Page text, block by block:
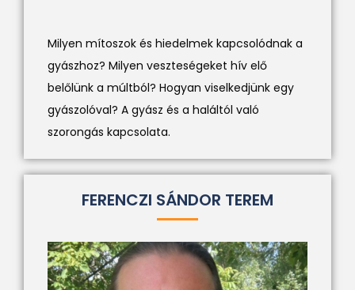
Milyen mítoszok és hiedelmek kapcsolódnak a
gyászhoz? Milyen veszteségeket hív elő
belőlünk a múltból? Hogyan viselkedjünk egy
gyászolóval? A gyász és a haláltól való
szorongás kapcsolata.
FERENCZI SÁNDOR TEREM